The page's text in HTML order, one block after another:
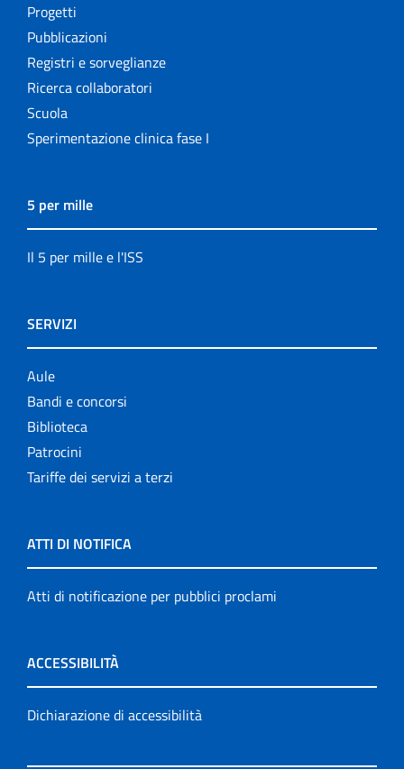
Progetti
Pubblicazioni
Registri e sorveglianze
Ricerca collaboratori
Scuola
Sperimentazione clinica fase I
5 per mille
Il 5 per mille e l'ISS
SERVIZI
Aule
Bandi e concorsi
Biblioteca
Patrocini
Tariffe dei servizi a terzi
ATTI DI NOTIFICA
Atti di notificazione per pubblici proclami
ACCESSIBILITÀ
Dichiarazione di accessibilità